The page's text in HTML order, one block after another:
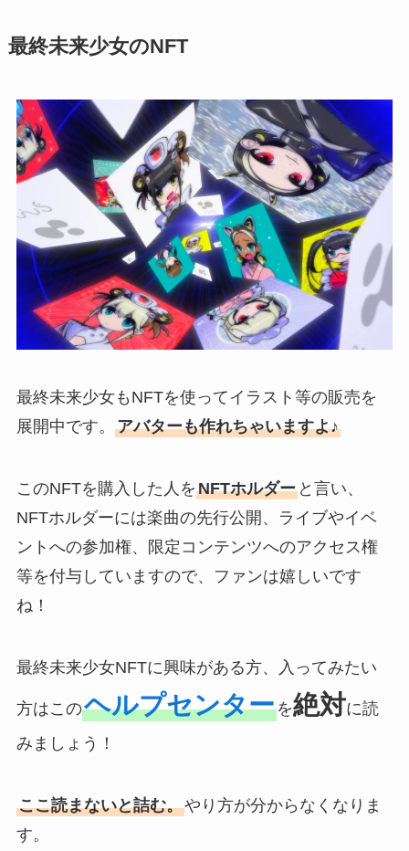
最終未来少女のNFT
最終未来少女もNFTを使ってイラスト等の販売を
展開中です。 アバターも作れちゃいますよ♪
このNFTを購入した人をNFTホルダーと言い、
NFTホルダーには楽曲の先行公開、ライブやイベ
ントへの参加権、限定コンテンツへのアクセス権
等を付与していますので、ファンは嬉しいです
ね！
最終未来少女NFTに興味がある方、入ってみたい
方はこのヘルプセンターを絶対に読
みましょう！
ここ読まないと詰む。やり方が分からなくなりま
す。